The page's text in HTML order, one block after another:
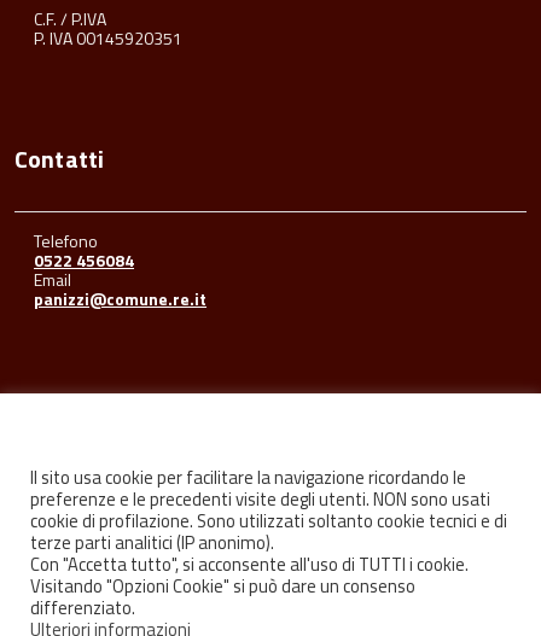
C.F. / P.IVA
P. IVA 00145920351
Contatti
Telefono
0522 456084
Email
panizzi@comune.re.it
FacebookYoutubeInstagram
Il sito usa cookie per facilitare la navigazione ricordando le
preferenze e le precedenti visite degli utenti. NON sono usati
cookie di profilazione. Sono utilizzati soltanto cookie tecnici e di
terze parti analitici (IP anonimo).
Con "Accetta tutto", si acconsente all'uso di TUTTI i cookie.
Visitando "Opzioni Cookie" si può dare un consenso
differenziato.
Ulteriori informazioni